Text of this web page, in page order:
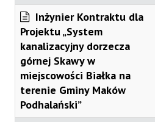
Inżynier Kontraktu dla
Projektu „System
kanalizacyjny dorzecza
górnej Skawy w
miejscowości Białka na
terenie Gminy Maków
Podhalański”